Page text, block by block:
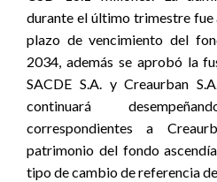
durante el último trimestre
plazo de vencimiento del
2034, además se aprobó la
SACDE S.A. y Creaurban
continuará
correspondientes a
patrimonio del fondo
tipo de cambio de referencia